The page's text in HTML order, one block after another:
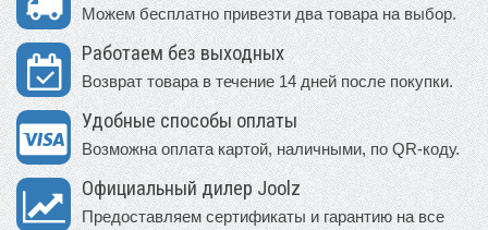
Можем бесплатно привезти два товара на выбор.
Работаем без выходных
Возврат товара в течение 14 дней после покупки.
Удобные способы оплаты
Возможна оплата картой, наличными, по QR-коду.
Официальный дилер Joolz
Предоставляем сертификаты и гарантию на все